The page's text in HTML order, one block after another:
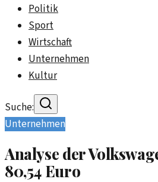
Politik
Sport
Wirtschaft
Unternehmen
Kultur
Suche:
Unternehmen
Analyse der
80,54 Euro